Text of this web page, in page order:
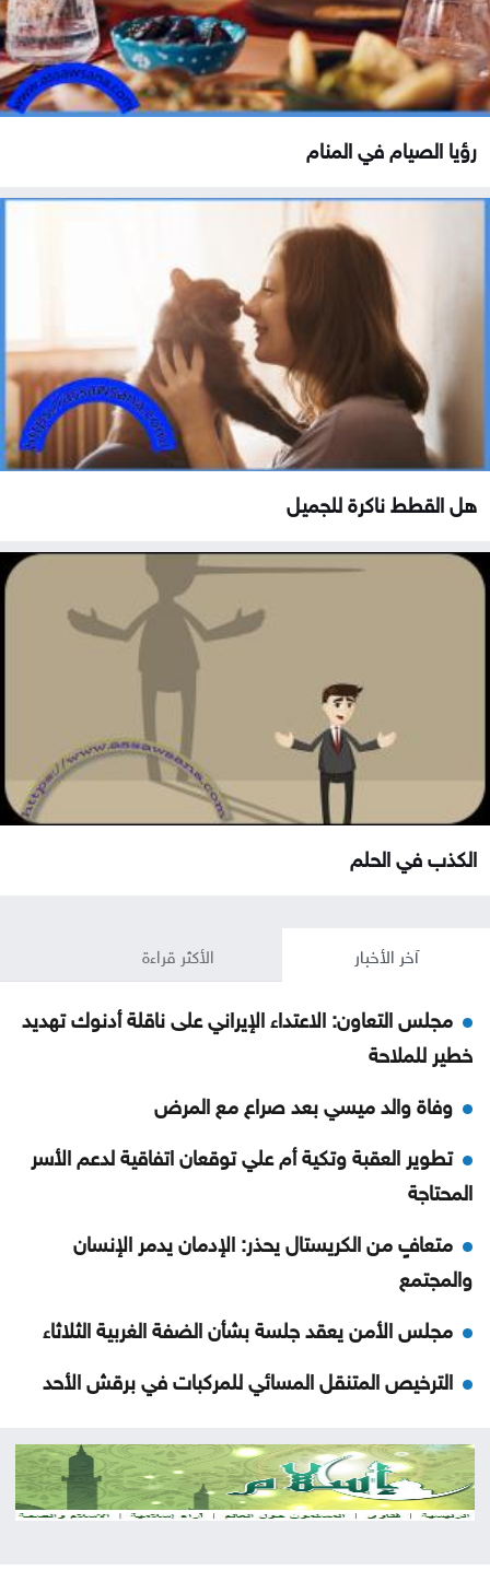
رؤيا الصيام في المنام
هل القطط ناكرة للجميل
الكذب في الحلم
آخر الأخبار الأكثر قراءة
مجلس التعاون: الاعتداء الإيراني على ناقلة أدنوك تهديد
خطير للملاحة
وفاة والد ميسي بعد صراع مع المرض
تطوير العقبة وتكية أم علي توقعان اتفاقية لدعم الأسر
المحتاجة
متعافٍ من الكريستال يحذر: الإدمان يدمر الإنسان
والمجتمع
مجلس الأمن يعقد جلسة بشأن الضفة الغربية الثلاثاء
الترخيص المتنقل المسائي للمركبات في برقش الأحد
الأردن يدين الهجوم الإيراني على ناقلة إماراتية في هرمز